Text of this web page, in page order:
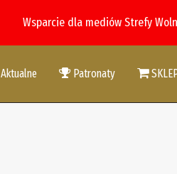
Wsparcie dla mediów Strefy
Aktualne Patronaty